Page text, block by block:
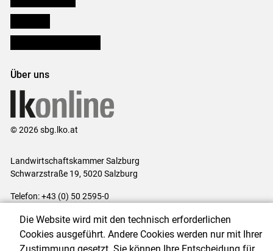
Über uns
© 2026 sbg.lko.at
Landwirtschaftskammer Salzburg
Schwarzstraße 19, 5020 Salzburg
Telefon: +43 (0) 50 2595-0
Impressum|Kontakt|Datenschutzerklärung|Barrierefreiheit|
Cookie-Einstellungen
Die Website wird mit den technisch erforderlichen
Cookies ausgeführt. Andere Cookies werden nur mit Ihrer